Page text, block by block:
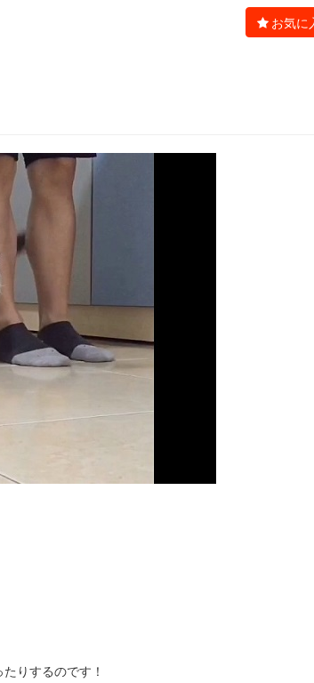
お気に
りするのです！